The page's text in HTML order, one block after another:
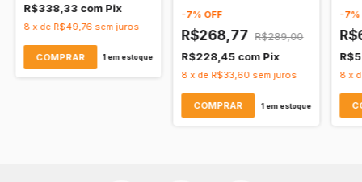
R$338,33 com Pix
8 x de R$49,76 sem juros
1 em estoque
-7% OFF
R$268,77 R$289,00
R$228,45 com Pix
8 x de R$33,60 sem juros
1em estoque
-7%
8 x